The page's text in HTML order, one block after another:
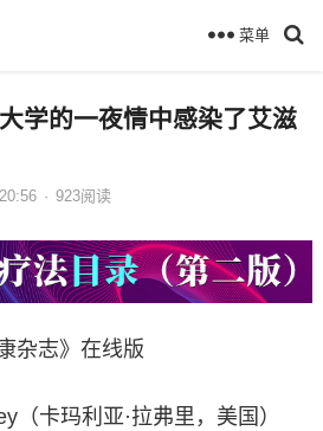
菜单
学的一夜情中感染了艾滋
· 923阅读
杂志》在线版
（卡玛利亚·拉弗里，美国）